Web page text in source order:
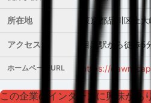
所在地 東京都品川区上
アクセス 目黒駅から徒歩5分
ホームページURL https://dawn-
この企業のインターンに興味があ